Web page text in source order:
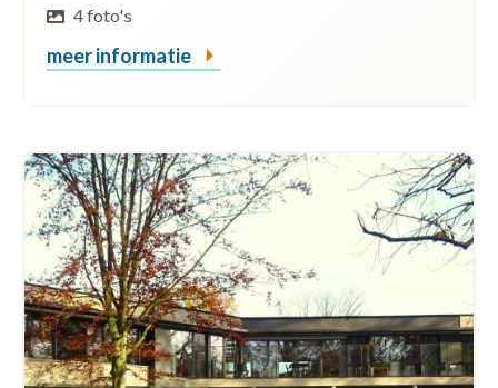
4 foto's
meer informatie